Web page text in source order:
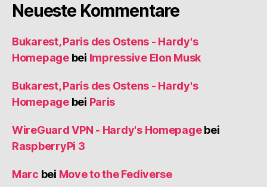
Neueste Kommentare
Bukarest, Paris des Ostens - Hardy's
Homepagebei Impressive Elon Musk
Bukarest, Paris des Ostens - Hardy's
Homepagebei Paris
WireGuard VPN - Hardy's Homepagebei
RaspberryPi 3
Marc bei Move to the Fediverse